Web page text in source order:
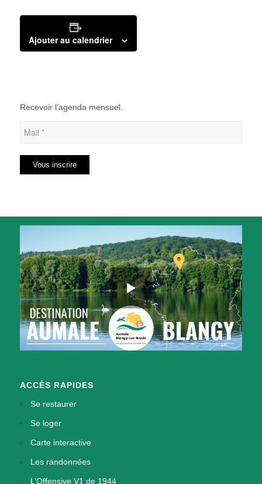
Ajouter au calendrier
Recevoir l’agenda mensuel.
ACCÈS RAPIDES
Se restaurer
Se loger
Carte interactive
Les randonnées
L’Offensive V1 de 1944